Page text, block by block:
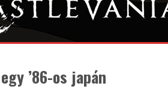
’86-os japán